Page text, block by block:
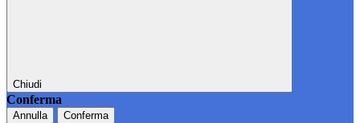
Chiudi
Conferma
Annulla Conferma